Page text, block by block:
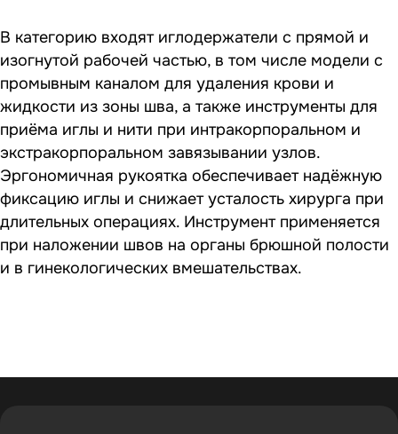
В категорию входят иглодержатели с прямой и
изогнутой рабочей частью, в том числе модели с
промывным каналом для удаления крови и
жидкости из зоны шва, а также инструменты для
приёма иглы и нити при интракорпоральном и
экстракорпоральном завязывании узлов.
Эргономичная рукоятка обеспечивает надёжную
фиксацию иглы и снижает усталость хирурга при
длительных операциях. Инструмент применяется
при наложении швов на органы брюшной полости
и в гинекологических вмешательствах.